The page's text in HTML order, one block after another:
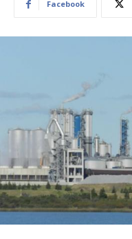
Facebook